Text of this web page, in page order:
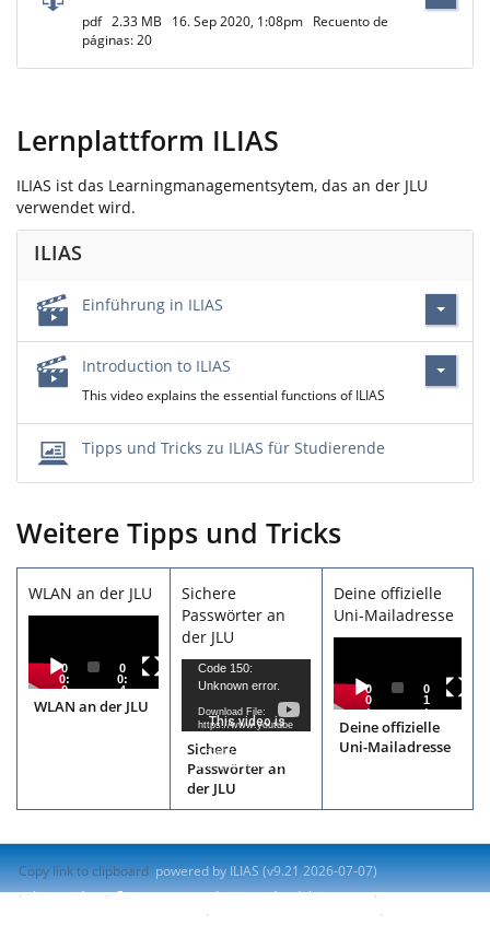
pdf 2.33 MB 16. Sep 2020, 1:08pm Recuento de
páginas: 20
Lernplattform ILIAS
ILIAS ist das Learningmanagementsytem, das an der JLU
verwendet wird.
ILIAS
Einführung in ILIAS
Introduction to ILIAS
This video explains the essential functions of ILIAS
Tipps und Tricks zu ILIAS für Studierende
Weitere Tipps und Tricks
WLAN an der JLU
0
0:
0
0
0
0:
4
WLAN an der JLU
Sichere
Passwörter an
der JLU
Video
Player
Code 150:
Unknown error.
Download File:
https://www.youtube
v=Gebo-
ExhYjk&controls=0
Sichere
Passwörter an
der JLU
Deine offizielle
Uni-Mailadresse
0
0
:
0
0
1
:
4
7
Deine offizielle
Uni-Mailadresse
Copy link to clipboard powered by ILIAS (v9.21 2026-07-07)
Impresión
Contactar con administrador del sistema